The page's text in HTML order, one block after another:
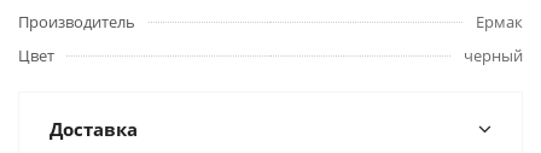
Производитель
Ермак
Цвет
черный
Доставка